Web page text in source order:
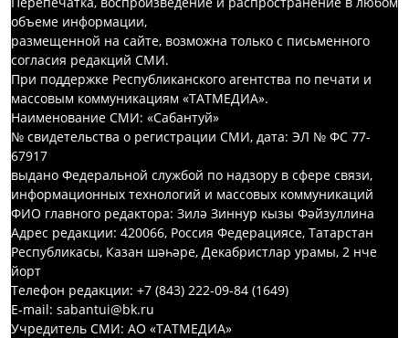
объеме информации,
размещенной на сайте, возможна только с письменного
согласия редакций СМИ.
При поддержке Республиканского агентства по печати и
массовым коммуникациям «ТАТМЕДИА».
Наименование СМИ: «Сабантуй»
№ свидетельства о регистрации СМИ, дата: ЭЛ № ФС 77-
67917
выдано Федеральной службой по надзору в сфере связи,
информационных технологий и массовых коммуникаций
ФИО главного редактора: Зилә Зиннур кызы Фәйзуллина
Адрес редакции: 420066, Россия Федерациясе, Татарстан
Республикасы, Казан шәһәре, Декабристлар урамы, 2 нче
йорт
Телефон редакции: +7 (843) 222-09-84 (1649)
E-mail: sabantui@bk.ru
Учредитель СМИ: АО «ТАТМЕДИА»